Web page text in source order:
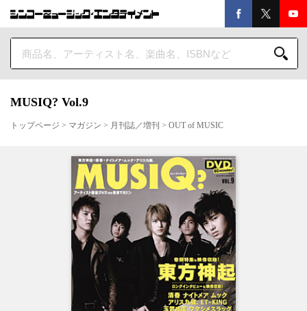
MUSIQ? Vol.9
トップページ > マガジン > 月刊誌／増刊 > OUT of MUSIC